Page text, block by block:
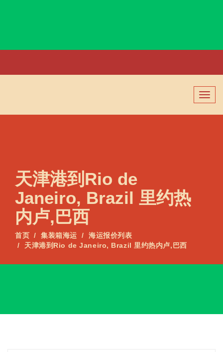
切
换
导
天津港到Rio de
Janeiro, Brazil 里约热
内卢,巴西
首页 集装箱海运
海运报价列表
天津港到Rio de Janeiro, Brazil 里约热内卢,巴西